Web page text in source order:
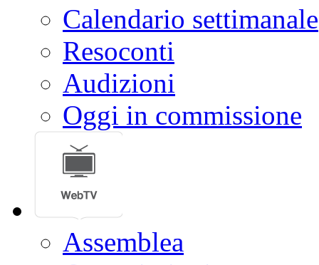
Calendario settimanale
Resoconti
Audizioni
Oggi in commissione
Assemblea